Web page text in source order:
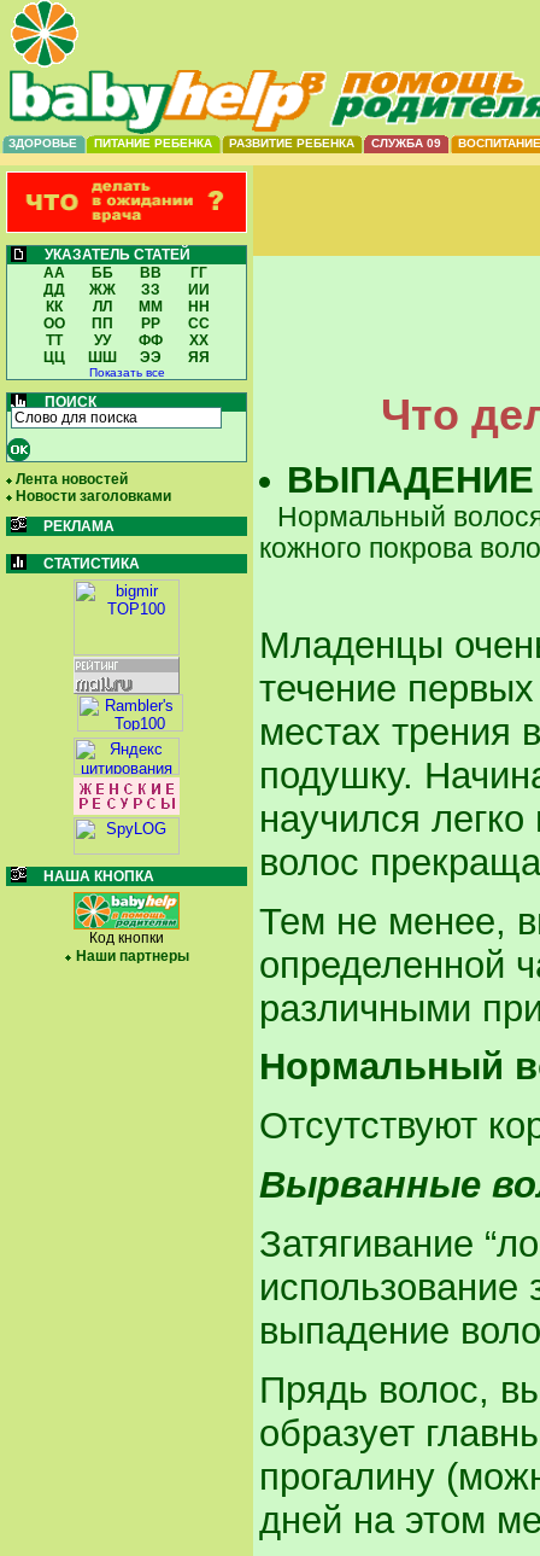
ЗДОРОВЬЕ ПИТАНИЕ РЕБЕНКА РАЗВИТИЕ РЕБЕНКА СЛУЖБА 09 ВОСПИТАНИЕ
УКАЗАТЕЛЬ СТАТЕЙ
АА
ББ ВВ
ГГ
ДД
ЖЖ ЗЗ
ИИ
КК
ЛЛ ММ
НН
ОО
ПП РР
СС
ТТ
УУ ФФ
ХХ
ЦЦ
ШШ ЭЭ ЯЯ
Показать все
ПОИСК
Лента новостей
Новости заголовками
РЕКЛАМА
СТАТИСТИКА
НАША КНОПКА
Код кнопки
Наши партнеры
Что
Нормальный
кожного покрова
Младенцы
течение
местах трения
подушку.
научился
волос
Тем не менее,
определенной
различными
Нормальный
Отсутствуют
Вырванные
Затягивание
использование
выпадение
Прядь волос,
образует
прогалину
дней на этом